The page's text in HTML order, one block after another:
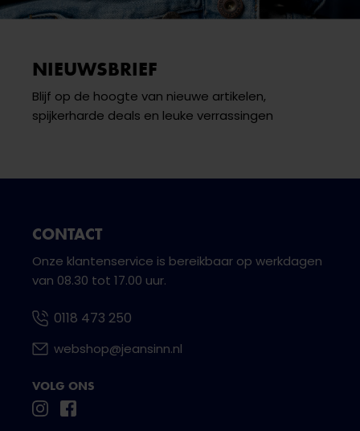
NIEUWSBRIEF
Blijf op de hoogte van nieuwe artikelen,
spijkerharde deals en leuke verrassingen
CONTACT
Onze klantenservice is bereikbaar op werkdagen
van 08.30 tot 17.00 uur.
0118 473 250
webshop@jeansinn.nl
VOLG ONS